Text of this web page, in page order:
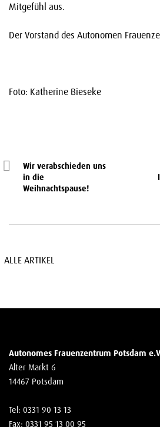
Mitgefühl aus.
Der Vorstand des Autonomen
Foto: Katherine Bieseke
Wir verabschieden uns
in die
Weihnachtspause!
ALLE ARTIKEL
Autonomes Frauenzentrum Potsdam
Alter Markt 6
14467 Potsdam
Tel: 0331 90 13 13
Fax: 0331 95 13 00 95